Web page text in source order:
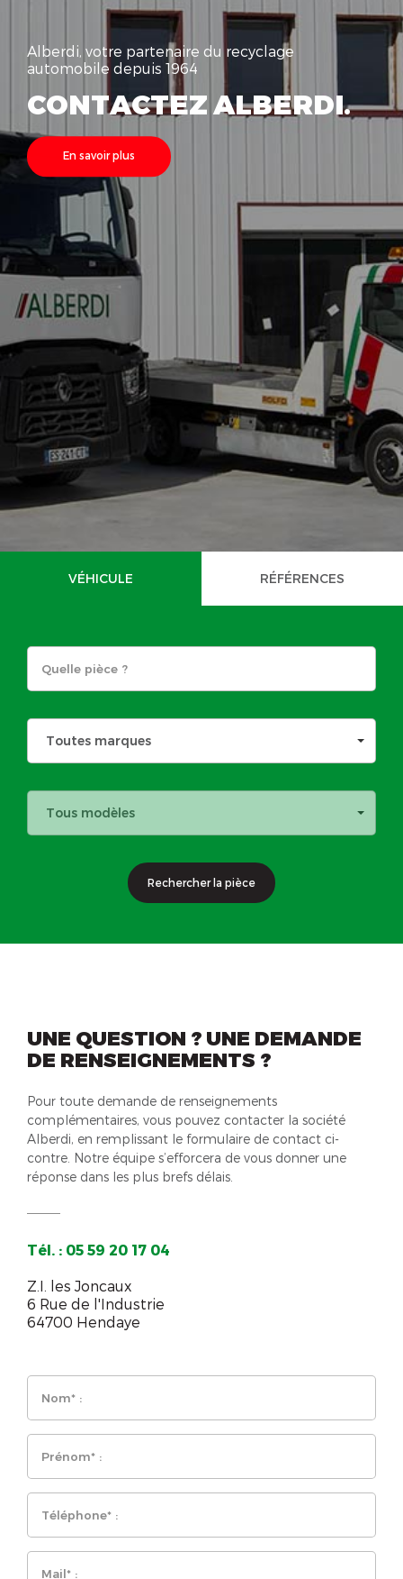
Alberdi, votre partenaire du recyclage
automobile depuis 1964
CONTACTEZ ALBERDI.
En savoir plus
VÉHICULE RÉFÉRENCES
Toutes marques
Tous modèles
Rechercher la pièce
UNE QUESTION ? UNE DEMANDE
DE RENSEIGNEMENTS ?
Pour toute demande de renseignements
complémentaires, vous pouvez contacter la société
Alberdi, en remplissant le formulaire de contact ci-
contre. Notre équipe s’efforcera de vous donner une
réponse dans les plus brefs délais.
Tél. : 05 59 20 17 04
Z.I. les Joncaux
6 Rue de l'Industrie
64700 Hendaye